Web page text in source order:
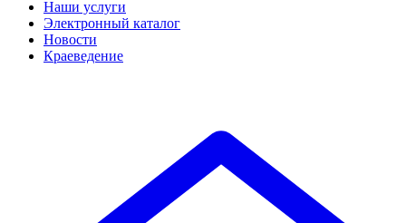
Наши услуги
Электронный каталог
Новости
Краеведение